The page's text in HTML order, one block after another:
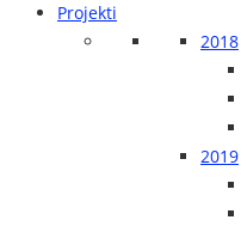
Projekti
2018
2019